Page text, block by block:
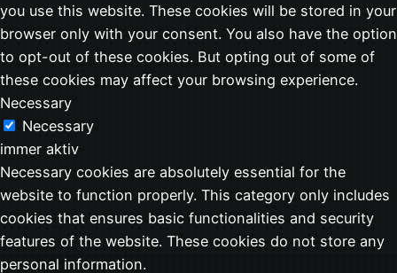
you use this website. These cookies will be stored in your
browser only with your consent. You also have the option
to opt-out of these cookies. But opting out of some of
these cookies may affect your browsing experience.
Necessary
Necessary
immer aktiv
Necessary cookies are absolutely essential for the
website to function properly. This category only includes
cookies that ensures basic functionalities and security
features of the website. These cookies do not store any
personal information.